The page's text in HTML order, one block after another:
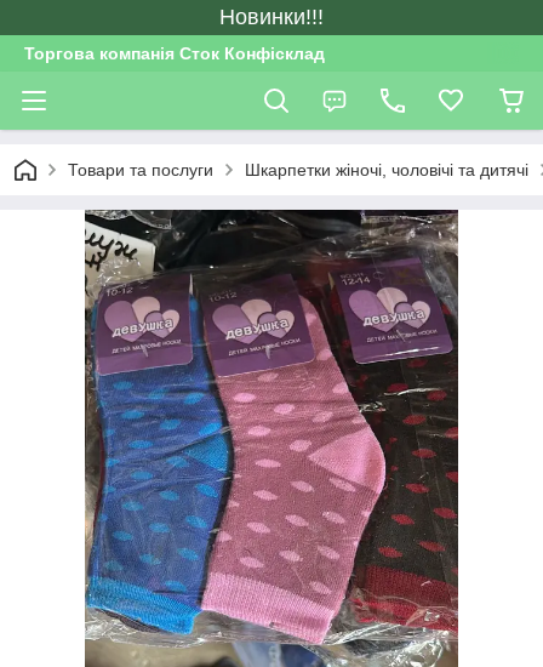
Новинки!!!
Торгова компанія Сток Конфісклад
Товари та послуги Шкарпетки жіночі, чоловічі та дитячі